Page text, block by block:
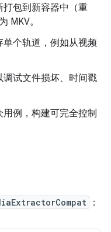
包到新容器中（重
MKV。
单个轨道，例如从视频
调试文件损坏、时间戳
用例，构建可完全控制
：